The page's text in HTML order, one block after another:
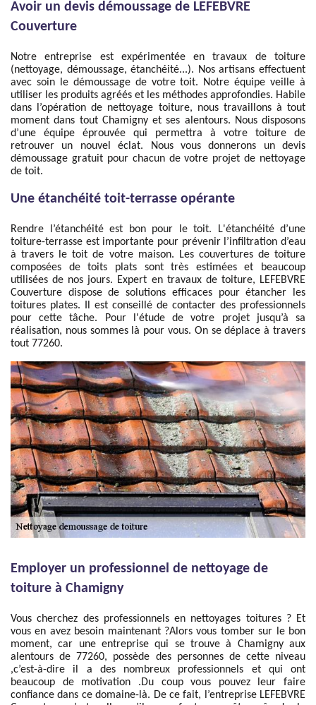
Avoir un devis démoussage de LEFEBVRE
Couverture
Notre entreprise est expérimentée en travaux de toiture
(nettoyage, démoussage, étanchéité...). Nos artisans effectuent
avec soin le démoussage de votre toit. Notre équipe veille à
utiliser les produits agréés et les méthodes approfondies. Habile
dans l’opération de nettoyage toiture, nous travaillons à tout
moment dans tout Chamigny et ses alentours. Nous disposons
d’une équipe éprouvée qui permettra à votre toiture de
retrouver un nouvel éclat. Nous vous donnerons un devis
démoussage gratuit pour chacun de votre projet de nettoyage
de toit.
Une étanchéité toit-terrasse opérante
Rendre l’étanchéité est bon pour le toit. L'étanchéité d’une
toiture-terrasse est importante pour prévenir l’infiltration d’eau
à travers le toit de votre maison. Les couvertures de toiture
composées de toits plats sont très estimées et beaucoup
utilisées de nos jours. Expert en travaux de toiture, LEFEBVRE
Couverture dispose de solutions efficaces pour étancher les
toitures plates. Il est conseillé de contacter des professionnels
pour cette tâche. Pour l'étude de votre projet jusqu’à sa
réalisation, nous sommes là pour vous. On se déplace à travers
tout 77260.
Employer un professionnel de nettoyage de
toiture à Chamigny
Vous cherchez des professionnels en nettoyages toitures ? Et
vous en avez besoin maintenant ?Alors vous tomber sur le bon
moment, car une entreprise qui se trouve à Chamigny aux
alentours de 77260, possède des personnes de cette niveau
,c’est-à-dire il a des nombreux professionnels et qui ont
beaucoup de motivation .Du coup vous pouvez leur faire
confiance dans ce domaine-là. De ce fait, l’entreprise LEFEBVRE